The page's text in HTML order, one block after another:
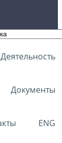
Деятельность
Документы
ENG